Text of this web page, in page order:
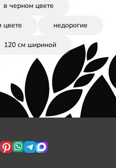
в черном цвете
цвете недорогие
120 см шириной